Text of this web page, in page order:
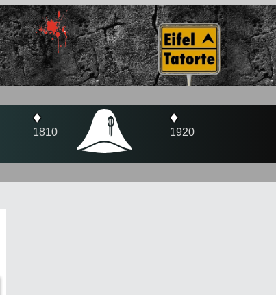
♦
1920
♦
1944